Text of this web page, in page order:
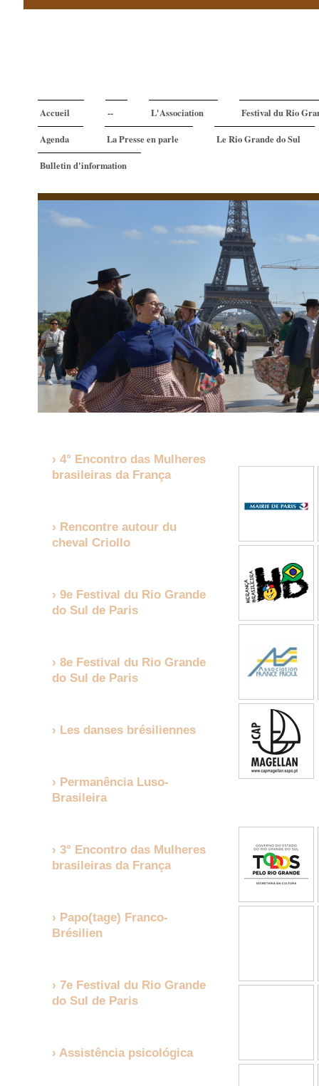
Accueil -- L'Association Festival du Rio
Agenda La Presse en parle Le Rio Grande do Sul
Bulletin d'information
4° Encontro das Mulheres
brasileiras da França
Rencontre autour du
cheval Criollo
9e Festival du Rio Grande
do Sul de Paris
8e Festival du Rio Grande
do Sul de Paris
Les danses brésiliennes
Permanência Luso-
Brasileira
3° Encontro das Mulheres
brasileiras da França
Papo(tage) Franco-
Brésilien
7e Festival du Rio Grande
do Sul de Paris
Assistência psicológica